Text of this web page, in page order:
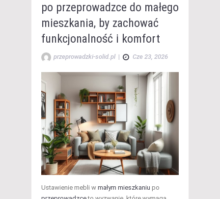
po przeprowadzce do małego
mieszkania, by zachować
funkcjonalność i komfort
przeprowadzki-solid.pl | Cze 23, 2026
Ustawienie mebli w małym mieszkaniu po